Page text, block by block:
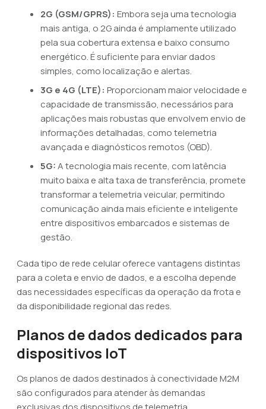
2G (GSM/GPRS): Embora seja uma tecnologia
mais antiga, o 2G ainda é amplamente utilizado
pela sua cobertura extensa e baixo consumo
energético. É suficiente para enviar dados
simples, como localização e alertas.
3G e 4G (LTE): Proporcionam maior velocidade e
capacidade de transmissão, necessários para
aplicações mais robustas que envolvem envio de
informações detalhadas, como telemetria
avançada e diagnósticos remotos (OBD).
5G:A tecnologia mais recente, com latência
muito baixa e alta taxa de transferência, promete
transformar a telemetria veicular, permitindo
comunicação ainda mais eficiente e inteligente
entre dispositivos embarcados e sistemas de
gestão.
Cada tipo de rede celular oferece vantagens distintas
para a coleta e envio de dados, e a escolha depende
das necessidades específicas da operação da frota e
da disponibilidade regional das redes.
Planos de dados dedicados para
dispositivos IoT
Os planos de dados destinados à conectividade M2M
são configurados para atender às demandas